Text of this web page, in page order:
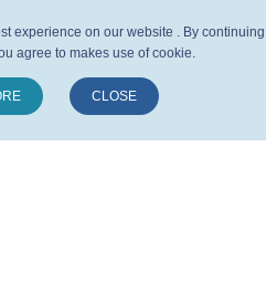
experience on our website . By continuing
agree to makes use of cookie.
CLOSE